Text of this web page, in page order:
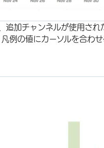
加チャンネルが使用され
例の値にカーソルを合わせ